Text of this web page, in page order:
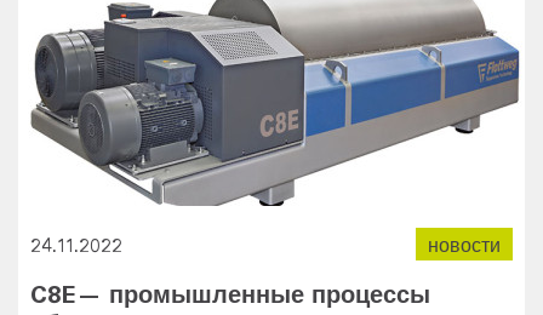
новости
24.11.2022
C8E— промышленные процессы